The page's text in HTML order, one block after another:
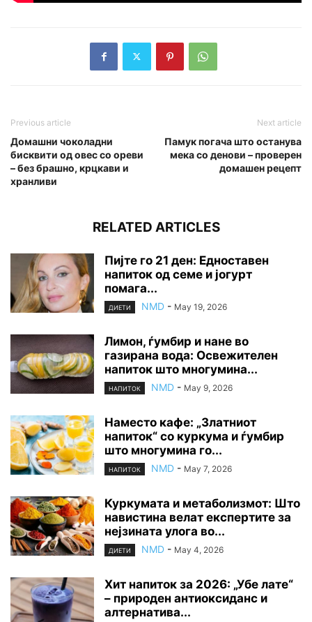
Previous article
Домашни чоколадни
бисквити од овес со ореви
– без брашно, крцкави и
хранливи
Next article
Памук погача што останува
мека со денови – проверен
домашен рецепт
RELATED ARTICLES
Пијте го 21 ден: Едноставен
напиток од семе и јогурт
помага...
ДИЕТИ NMD - May 19, 2026
Лимон, ѓумбир и нане во
газирана вода: Освежителен
напиток што многумина...
НАПИТОК NMD - May 9, 2026
Наместо кафе: „Златниот
напиток“ со куркума и ѓумбир
што многумина го...
НАПИТОК NMD - May 7, 2026
Куркумата и метаболизмот: Што
навистина велат експертите за
нејзината улога во...
ДИЕТИ NMD - May 4, 2026
Хит напиток за 2026: „Убе лате“
– природен антиоксиданс и
алтернатива...